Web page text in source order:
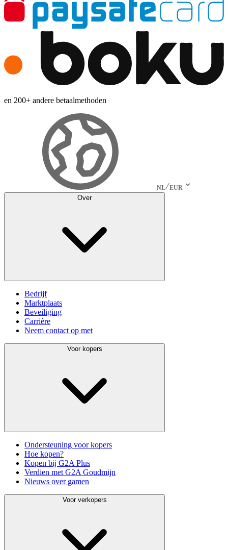
en 200+ andere betaalmethoden
NL EUR
Over
Bedrijf
Marktplaats
Beveiliging
Carrière
Neem contact op met
Voor kopers
Ondersteuning voor kopers
Hoe kopen?
Kopen bij G2A Plus
Verdien met G2A Goudmijn
Nieuws over gamen
Voor verkopers